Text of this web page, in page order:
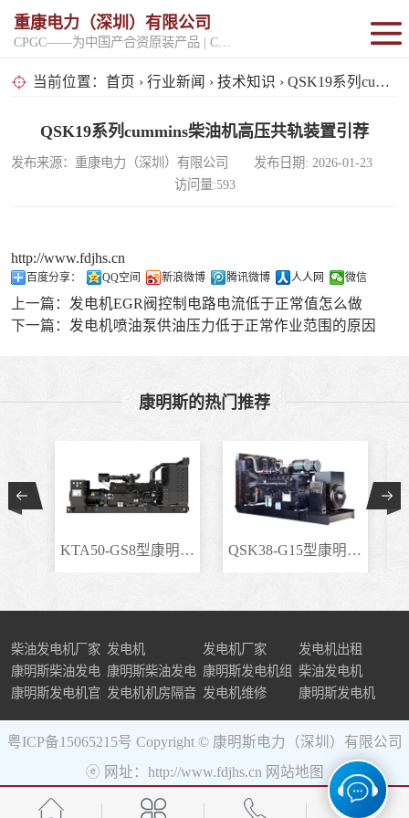
重康电力（深圳）有限公司
当前位置： 首页 › 行业新闻 › 技术知识 › QSK19系列cummins柴油机高压共轨装置引荐
QSK19系列cummins柴油机高压共轨装置引荐
发布来源：重康电力（深圳）有限公司 发布日期: 2026-01-23
访问量:593
http://www.fdjhs.cn
百度分享： QQ空间 新浪微博 腾讯微博 人人网 微信
上一篇： 发电机EGR阀控制电路电流低于正常值怎么做
下一篇： 发电机喷油泵供油压力低于正常作业范围的原因
康明斯的热门推荐
KTA50-GS8型康明斯柴.. QSK38-G15型康明斯柴..
柴油发电机厂家 发电机 发电机厂家
发电机出租
康明斯柴油发电
机组
康明斯柴油发电
机
康明斯发电机组 柴油发电机
康明斯发电机官 发电机机房隔音 发电机维修 康明斯发电机
粤ICP备15065215号 Copyright © 康明斯电力（深圳）有限公司
ⓔ 网址：http://www.fdjhs.cn 网站地图
固定开架式
超静音型
移动电站